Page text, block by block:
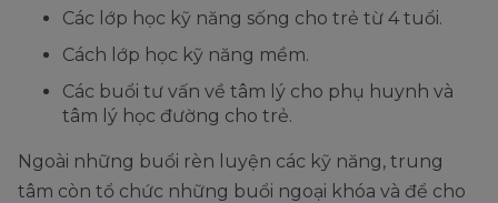
Các lớp học kỹ năng sống cho trẻ từ 4 tuổi.
Cách lớp học kỹ năng mềm.
Các buổi tư vấn về tâm lý cho phụ huynh và
tâm lý học đường cho trẻ.
Ngoài những buổi rèn luyện các kỹ năng, trung
tâm còn tổ chức những buổi ngoại khóa và để cho